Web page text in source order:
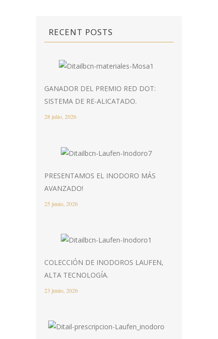
RECENT POSTS
GANADOR DEL PREMIO RED DOT:
SISTEMA DE RE-ALICATADO.
28 julio, 2026
PRESENTAMOS EL INODORO MÁS
AVANZADO!
25 junio, 2026
COLECCIÓN DE INODOROS LAUFEN,
ALTA TECNOLOGÍA.
23 junio, 2026